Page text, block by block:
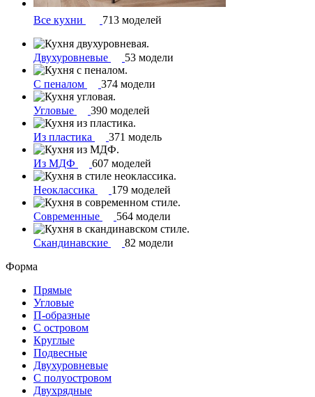
Все кухни 713 моделей
Двухуровневые 53 модели
С пеналом 374 модели
Угловые 390 моделей
Из пластика 371 модель
Из МДФ 607 моделей
Неоклассика 179 моделей
Современные 564 модели
Скандинавские
82 модели
Форма
Прямые
Угловые
П-образные
С островом
Круглые
Подвесные
Двухуровневые
С полуостровом
Двухрядные